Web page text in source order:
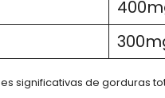
significativas de gorduras